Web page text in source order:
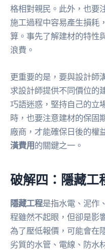
格相對親民。此外，也要
施工過程中容易產生損耗
算。事先了解建材的特性
浪費。
更重要的是，要與設計師
求設計師提供不同價位的
巧語迷惑，堅持自己的立
時，也要注意建材的保固
廠商，才能確保日後的權
潢費用的關鍵之一。
破解四：隱藏工
隱藏工程是指水電、泥作
程雖然不起眼，但卻是影
為了壓低報價，可能會在
劣質的水管、電線、防水